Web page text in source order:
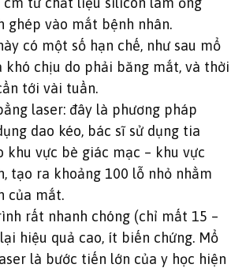
ghép vào mắt bệnh nhân.
có một số hạn chế, như sau mổ
khó chịu do phải băng mắt, và thời
tới vài tuần.
laser: đây là phương pháp
dao kéo, bác sĩ sử dụng tia
khu vực bè giác mạc – khu vực
tạo ra khoảng 100 lỗ nhỏ nhằm
của mắt.
rất nhanh chóng (chỉ mất 15 –
hiệu quả cao, ít biến chứng. Mổ
là bước tiến lớn của y học hiện